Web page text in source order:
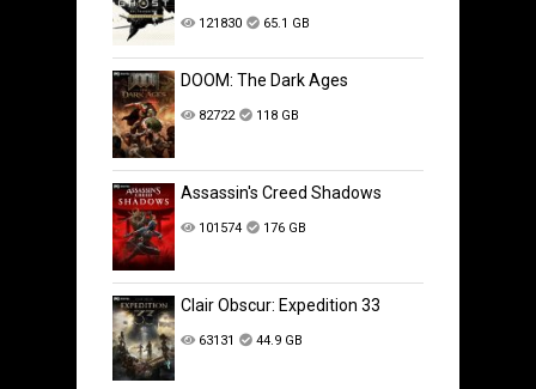
121830 65.1 GB
DOOM: The Dark Ages
82722 118 GB
Assassin's Creed Shadows
101574 176 GB
Clair Obscur: Expedition 33
63131 44.9 GB